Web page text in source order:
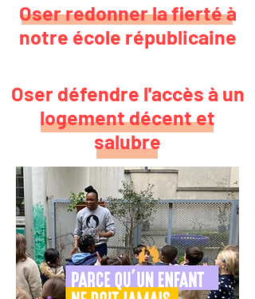
Oser redonner la fierté à
notre école républicaine
Oser défendre l'accès à un
logement décent et
salubre